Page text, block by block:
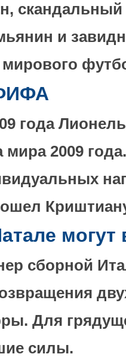
скандальный
и
мирового
года
мира 2009
сборной
Для
силы.